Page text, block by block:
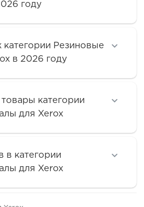
году
Резиновые
в 2026 году
категории
для Xerox
в категории
для Xerox